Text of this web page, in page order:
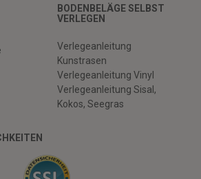
BODENBELÄGE SELBST
VERLEGEN
Verlegeanleitung
Kunstrasen
Verlegeanleitung Vinyl
Verlegeanleitung Sisal,
Kokos, Seegras